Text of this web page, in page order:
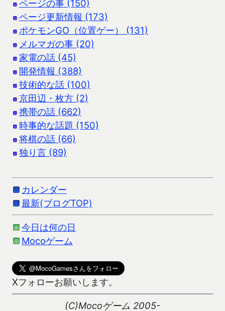
ページの事 (150)
ページ更新情報 (173)
ポケモンGO（位置ゲー） (131)
メルマガの事 (20)
家電の話 (45)
開発情報 (388)
技術的な話 (100)
京田辺・枚方 (2)
携帯の話 (662)
時事的な話題 (150)
将棋の話 (66)
独り言 (89)
カレンダー
最新(ブログTOP)
今日は何の日
Mocoゲーム
Xフォローお願いします。
(C)Mocoゲーム 2005-